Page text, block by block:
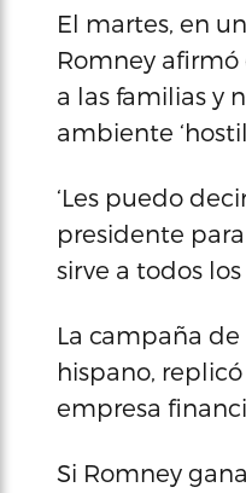
El martes, en
Romney
a las familias y
ambiente
‘Les puedo
presidente
sirve a todos
La campaña
hispano,
empresa
Si Romney